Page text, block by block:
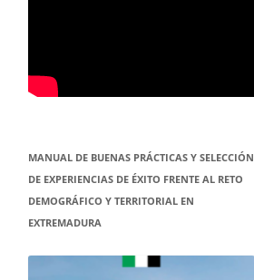
MANUAL DE BUENAS PRÁCTICAS Y SELECCIÓN
DE EXPERIENCIAS DE ÉXITO FRENTE AL RETO
DEMOGRÁFICO Y TERRITORIAL EN
EXTREMADURA